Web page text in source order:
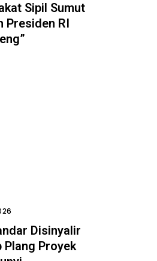
Sipil Sumut
Presiden RI
Disinyalir
Plang Proyek